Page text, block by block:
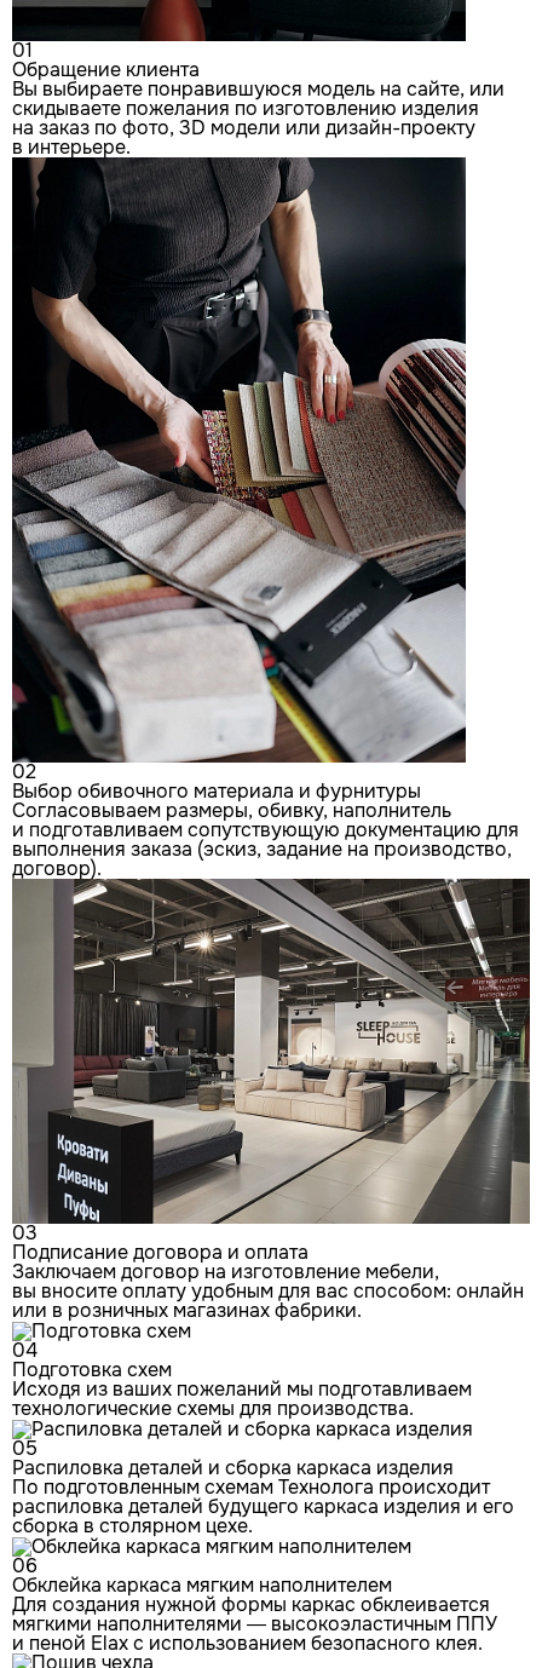
01
Обращение клиента
Вы выбираете понравившуюся модель на сайте, или
скидываете пожелания по изготовлению изделия
на заказ по фото, 3D модели или дизайн-проекту
в интерьере.
02
Выбор обивочного материала и фурнитуры
Согласовываем размеры, обивку, наполнитель
и подготавливаем сопутствующую документацию для
выполнения заказа (эскиз, задание на производство,
договор).
03
Подписание договора и оплата
Заключаем договор на изготовление мебели,
вы вносите оплату удобным для вас способом: онлайн
или в розничных магазинах фабрики.
04
Подготовка схем
Исходя из ваших пожеланий мы подготавливаем
технологические схемы для производства.
05
Распиловка деталей и сборка каркаса изделия
По подготовленным схемам Технолога происходит
распиловка деталей будущего каркаса изделия и его
сборка в столярном цехе.
06
Обклейка каркаса мягким наполнителем
Для создания нужной формы каркас обклеивается
мягкими наполнителями — высокоэластичным ППУ
и пеной Elax с использованием безопасного клея.